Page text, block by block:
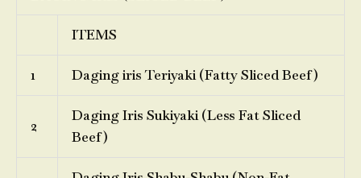
ITEMS
1 Daging iris Teriyaki (Fatty Sliced Beef)
2
Daging Iris Sukiyaki (Less Fat Sliced
Beef)